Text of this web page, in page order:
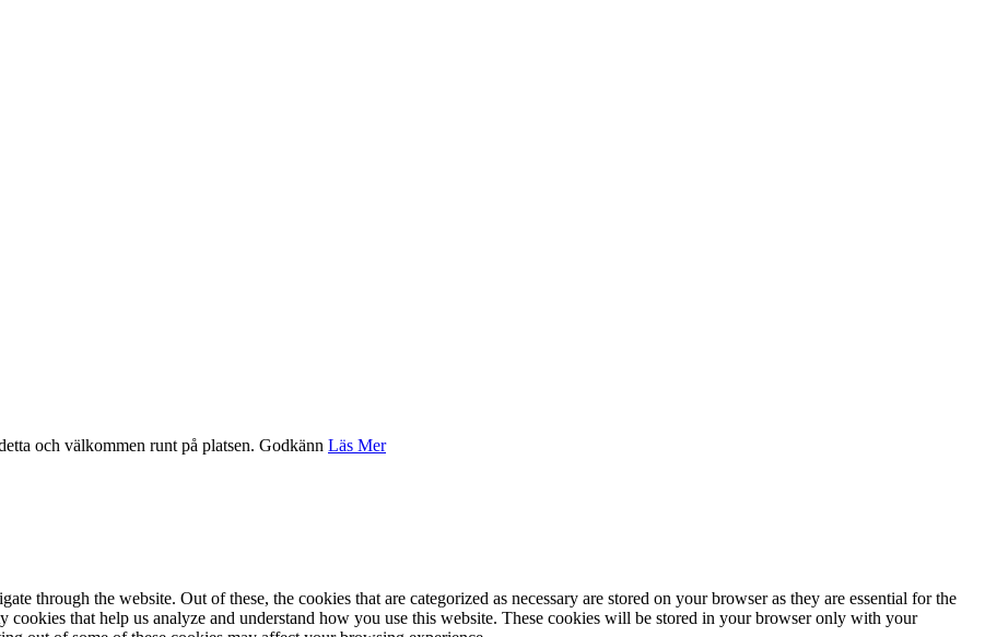
och välkommen runt på platsen. Godkänn Läs Mer
through the website. Out of these, the cookies that are categorized as necessary are stored on your browser as they are essential for the
that help us analyze and understand how you use this website. These cookies will be stored in your browser only with your